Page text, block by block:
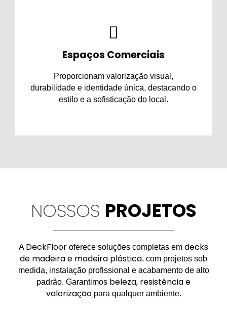
Espaços Comerciais
Proporcionam valorização visual,
durabilidade e identidade única, destacando o
estilo e a sofisticação do local.
NOSSOS PROJETOS
A DeckFloor oferece soluções completas em decks
de madeira e madeira plástica, com projetos sob
medida, instalação profissional e acabamento de alto
padrão. Garantimos beleza, resistência e
valorizaçãopara qualquer ambiente.